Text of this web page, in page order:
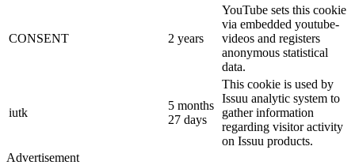
CONSENT 2 years
YouTube sets this cookie
via embedded youtube-
videos and registers
anonymous statistical
data.
iutk
5 months
27 days
This cookie is used by
Issuu analytic system to
gather information
regarding visitor activity
on Issuu products.
Advertisement